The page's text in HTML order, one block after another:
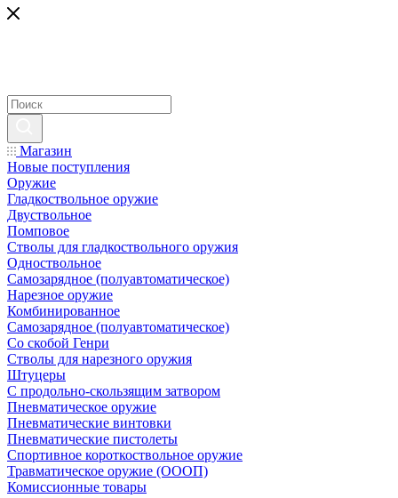
Магазин
Новые поступления
Оружие
Гладкоствольное оружие
Двуствольное
Помповое
Стволы для гладкоствольного оружия
Одноствольное
Самозарядное (полуавтоматическое)
Нарезное оружие
Комбинированное
Самозарядное (полуавтоматическое)
Со скобой Генри
Стволы для нарезного оружия
Штуцеры
С продольно-скользящим затвором
Пневматическое оружие
Пневматические винтовки
Пневматические пистолеты
Спортивное короткоствольное оружие
Травматическое оружие (ОООП)
Комиссионные товары